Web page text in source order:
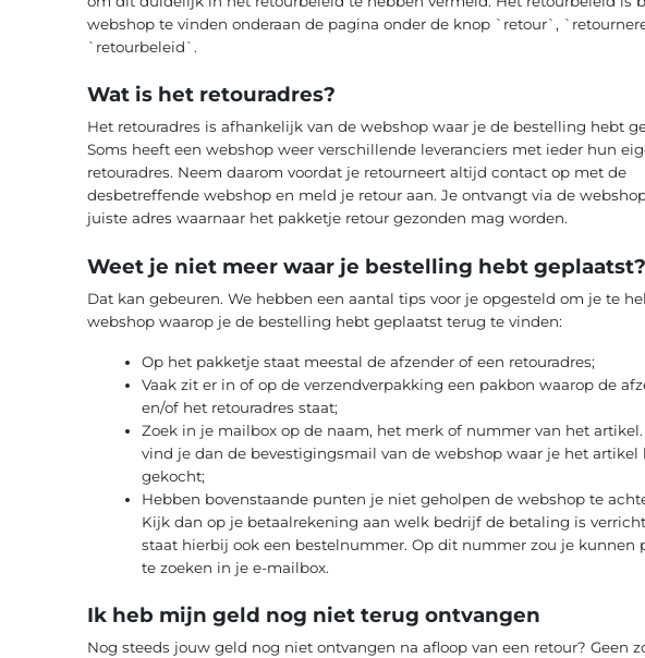
webshop te vinden onderaan de pagina onder de knop `retour`,
`retourbeleid`.
Wat is het retouradres?
Het retouradres is afhankelijk van de webshop waar je de bestelling hebt
Soms heeft een webshop weer verschillende leveranciers met ieder hun
retouradres. Neem daarom voordat je retourneert altijd contact op met de
desbetreffende webshop en meld je retour aan. Je ontvangt via de
juiste adres waarnaar het pakketje retour gezonden mag worden.
Weet je niet meer waar je bestelling hebt geplaatst?
Dat kan gebeuren. We hebben een aantal tips voor je opgesteld om je te
webshop waarop je de bestelling hebt geplaatst terug te vinden:
Op het pakketje staat meestal de afzender of een retouradres;
Vaak zit er in of op de verzendverpakking een pakbon waarop de
en/of het retouradres staat;
Zoek in je mailbox op de naam, het merk of nummer van het artikel.
vind je dan de bevestigingsmail van de webshop waar je het artikel
gekocht;
Hebben bovenstaande punten je niet geholpen de webshop te
Kijk dan op je betaalrekening aan welk bedrijf de betaling is
staat hierbij ook een bestelnummer. Op dit nummer zou je kunnen
te zoeken in je e-mailbox.
Ik heb mijn geld nog niet terug ontvangen
Nog steeds jouw geld nog niet ontvangen na afloop van een retour? Geen